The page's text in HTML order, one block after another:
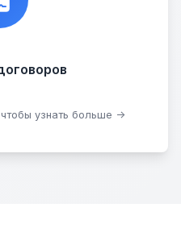
узнать больше →
продажи